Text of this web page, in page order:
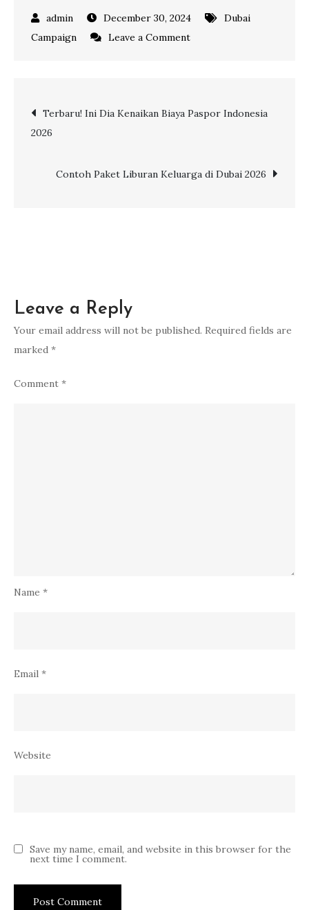
December 30, 2024
Dubai
Campaign
Leave a Commenton
Dubai
Post
Terbaru! Ini Dia Kenaikan Biaya Paspor Indonesia
2026
Contoh Paket Liburan Keluarga di Dubai 2026
Leave a Reply
Your email address will not be published. Required fields are
marked *
Comment *
Name *
Email *
Website
Save my name, email, and website in this browser for the
next time I comment.